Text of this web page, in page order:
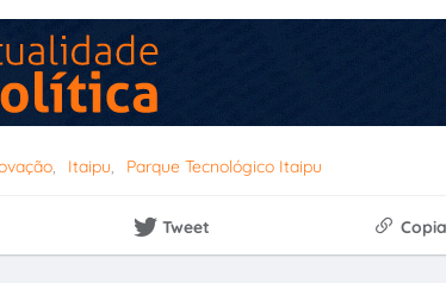
Itaipu Parque Tecnológico Itaipu
Tweet